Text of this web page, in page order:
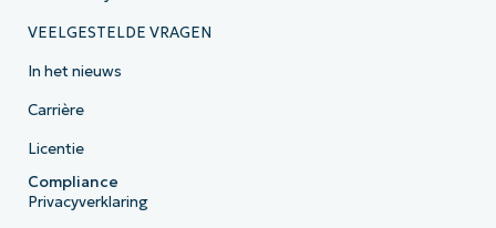
VEELGESTELDE VRAGEN
In het nieuws
Carrière
Licentie
Compliance
Privacyverklaring